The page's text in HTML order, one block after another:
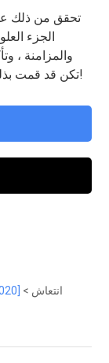
تحقق من ذلك
الجزء
والمزامنة ،
تكن قد قمت بذلك ، فتأكد من القيام بذلك بعد استعادة صورك!
انتعاش >